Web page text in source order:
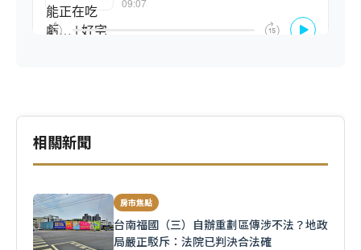
相關新聞
房市焦點
台南福國（三）自辦重劃區傳涉不法？地政
局嚴正駁斥：法院已判決合法確